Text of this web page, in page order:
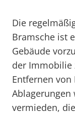
Die
Bramsche ist
Gebäude
der Immobilie
Entfernen von
Ablagerungen
vermieden,